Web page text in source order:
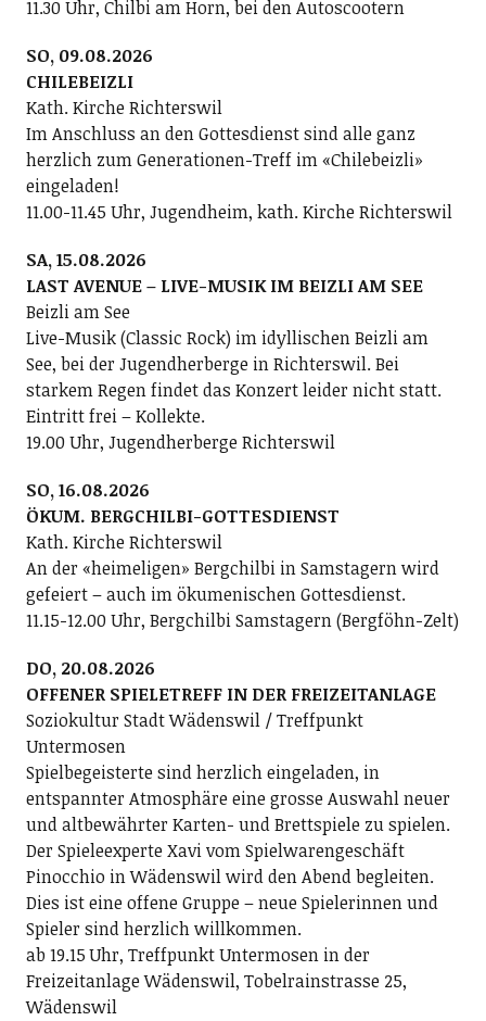
11.30 Uhr, Chilbi am Horn, bei den Autoscootern
SO, 09.08.2026
CHILEBEIZLI
Kath. Kirche Richterswil
Im Anschluss an den Gottesdienst sind alle ganz
herzlich zum Generationen-Treff im «Chilebeizli»
eingeladen!
11.00-11.45 Uhr, Jugendheim, kath. Kirche Richterswil
SA, 15.08.2026
LAST AVENUE – LIVE-MUSIK IM BEIZLI AM SEE
Beizli am See
Live-Musik (Classic Rock) im idyllischen Beizli am
See, bei der Jugendherberge in Richterswil. Bei
starkem Regen findet das Konzert leider nicht statt.
Eintritt frei – Kollekte.
19.00 Uhr, Jugendherberge Richterswil
SO, 16.08.2026
ÖKUM. BERGCHILBI-GOTTESDIENST
Kath. Kirche Richterswil
An der «heimeligen» Bergchilbi in Samstagern wird
gefeiert – auch im ökumenischen Gottesdienst.
11.15-12.00 Uhr, Bergchilbi Samstagern (Bergföhn-Zelt)
DO, 20.08.2026
OFFENER SPIELETREFF IN DER FREIZEITANLAGE
Soziokultur Stadt Wädenswil / Treffpunkt
Untermosen
Spielbegeisterte sind herzlich eingeladen, in
entspannter Atmosphäre eine grosse Auswahl neuer
und altbewährter Karten- und Brettspiele zu spielen.
Der Spieleexperte Xavi vom Spielwarengeschäft
Pinocchio in Wädenswil wird den Abend begleiten.
Dies ist eine offene Gruppe – neue Spielerinnen und
Spieler sind herzlich willkommen.
ab 19.15 Uhr, Treffpunkt Untermosen in der
Freizeitanlage Wädenswil, Tobelrainstrasse 25,
Wädenswil